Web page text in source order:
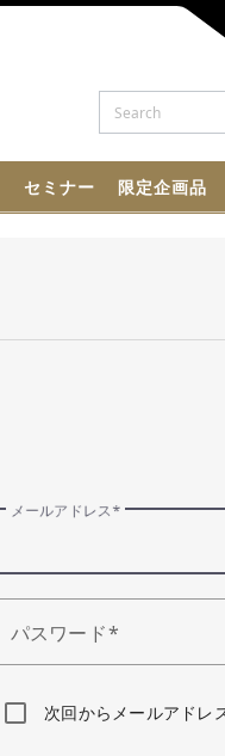
セミナー 限定企画品
メールアドレス
パスワード
次回からメールアドレ